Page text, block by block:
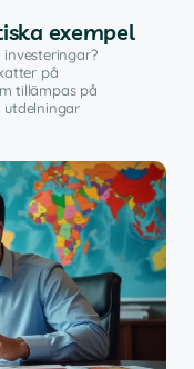
exempel
på
tillämpas på
utdelningar